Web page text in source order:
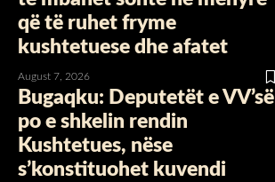
që të ruhet fryme
kushtetuese dhe afatet
August 7, 2026
Bugaqku: Deputetët e VV’së
po e shkelin rendin
Kushtetues, nëse
s’konstituohet kuvendi